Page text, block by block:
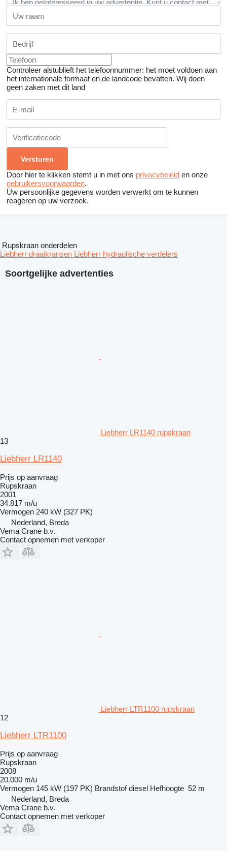
Controleer alstublieft het telefoonnummer: het moet voldoen aan
het internationale formaat en de landcode bevatten. Wij doen
geen zaken met dit land
Door hier te klikken stemt u in met ons privacybeleid en onze
gebruikersvoorwaarden.
Uw persoonlijke gegevens worden verwerkt om te kunnen
reageren op uw verzoek.
Soortgelijke advertenties
Liebherr LR1140 rupskraan
13
Liebherr LR1140
Prijs op aanvraag
Rupskraan
2001
34.817 m/u
Vermogen 240 kW (327 PK)
Nederland, Breda
Vema Crane b.v.
Contact opnemen met verkoper
Liebherr LTR1100 rupskraan
12
Liebherr LTR1100
Prijs op aanvraag
Rupskraan
2008
20.000 m/u
Vermogen 145 kW (197 PK) Brandstof diesel Hefhoogte 52 m
Nederland, Breda
Vema Crane b.v.
Contact opnemen met verkoper
Rupskraan onderdelen
Liebherr draaikransen Liebherr hydraulische verdelers